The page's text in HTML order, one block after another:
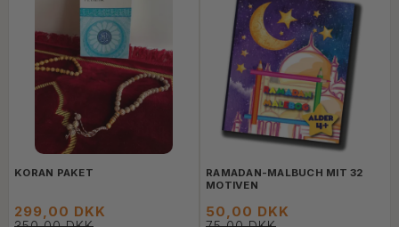
KORAN PAKET
299,00 DKK
RAMADAN-MALBUCH MIT 32
MOTIVEN
50,00 DKK